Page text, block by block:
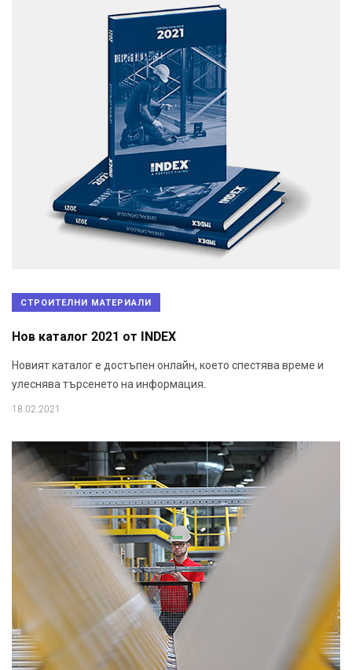
СТРОИТЕЛНИ МАТЕРИАЛИ
Нов каталог 2021 от INDEX
Новият каталог е достъпен онлайн, което спестява време и
улеснява търсенето на информация.
18.02.2021